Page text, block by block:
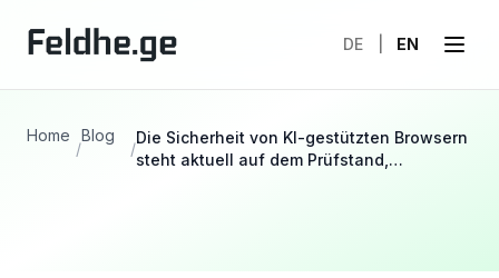
DE EN
Home
/
Blog
/
Die Sicherheit von KI-gestützten Browsern
steht aktuell auf dem Prüfstand,…